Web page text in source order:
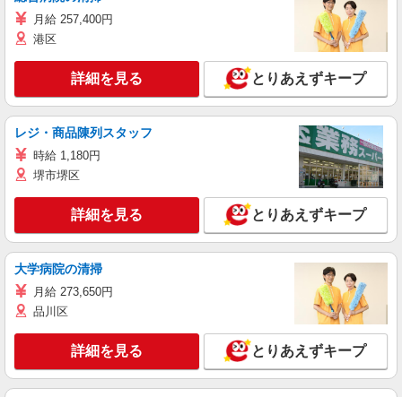
月給 257,400円
港区
詳細を見る とりあえずキープ
レジ・商品陳列スタッフ
時給 1,180円
堺市堺区
詳細を見る とりあえずキープ
大学病院の清掃
月給 273,650円
品川区
詳細を見る とりあえずキープ